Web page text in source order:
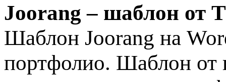
Joorang – шаблон от
Шаблон Joorang на
портфолио. Шаблон от